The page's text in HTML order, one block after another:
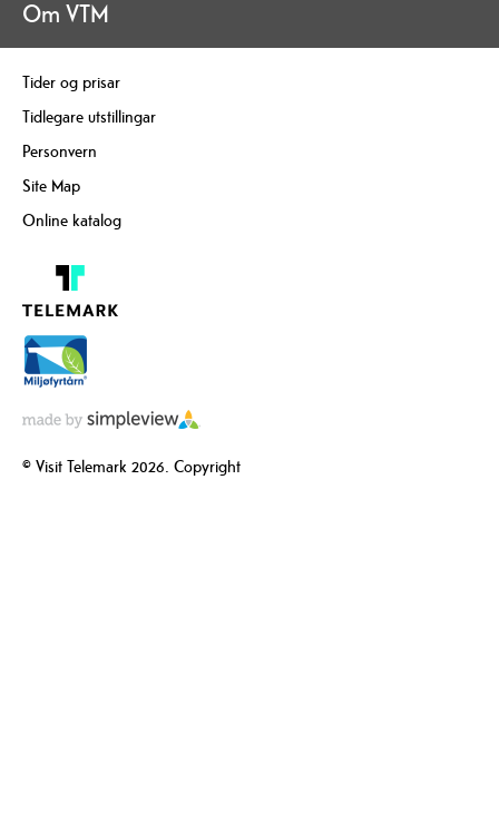
Om VTM
Tider og prisar
Tidlegare utstillingar
Personvern
Site Map
Online katalog
© Visit Telemark 2026. Copyright